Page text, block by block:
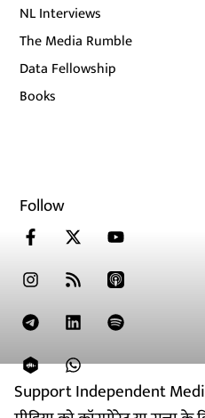
Support Independent
NL Interviews
The Media Rumble
Data Fellowship
Books
Follow